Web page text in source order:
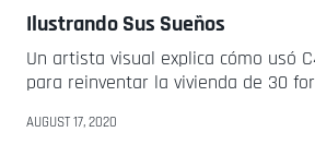
Ilustrando Sus Sueños
Un artista visual explica cómo usó
para reinventar la vivienda de 30
AUGUST 17, 2020